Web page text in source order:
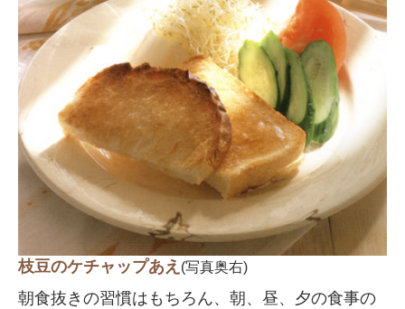
枝豆のケチャップあえ (写真奥右)
朝食抜きの習慣はもちろん、朝、昼、夕の食事の